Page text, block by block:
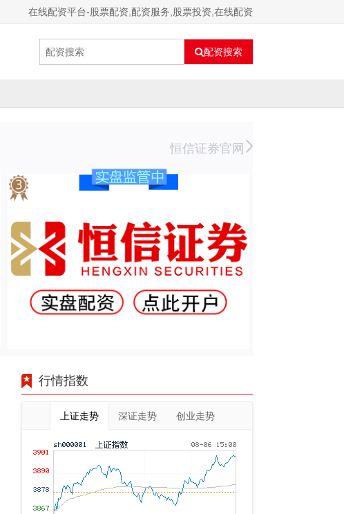
在线配资平台-股票配资,配资服务,股票投资,在线配资
配资搜索
恒信证券官网
行情指数
上证走势 深证走势 创业走势